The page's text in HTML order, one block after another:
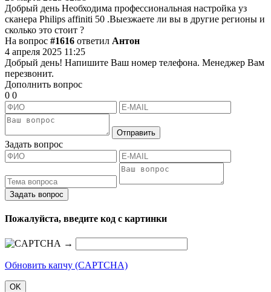
Добрый день Необходима профессиональная настройка уз
сканера Philips affiniti 50 .Выезжаете ли вы в другие регионы и
сколько это стоит ?
На вопрос #1616 ответил Антон
4 апреля 2025 11:25
Добрый день! Напишите Ваш номер телефона. Менеджер Вам
перезвонит.
Дополнить вопрос
0 0
Отправить
Задать вопрос
Задать вопрос
Пожалуйста, введите код с картинки
→
Обновить капчу (CAPTCHA)
OK